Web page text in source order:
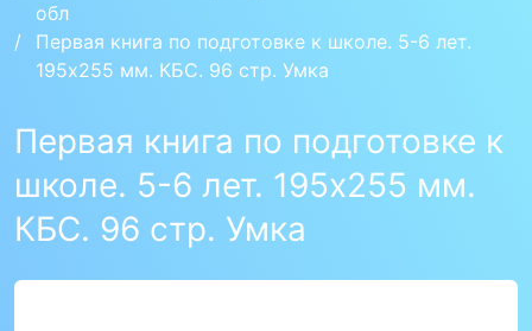
обл
Первая книга по подготовке к школе. 5-6 лет.
195х255 мм. КБС. 96 стр. Умка
Первая книга по подготовке к
школе. 5-6 лет. 195х255 мм.
КБС. 96 стр. Умка